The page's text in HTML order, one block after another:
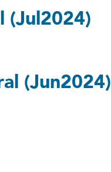
(Jul2024)
(Jun2024)